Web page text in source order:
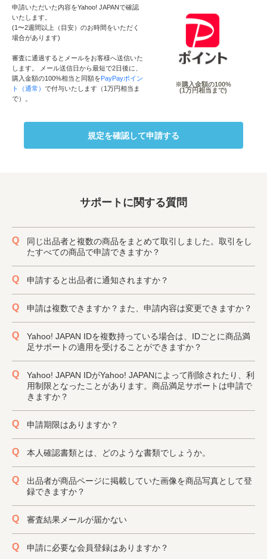
申請いただいた内容をYahoo! JAPANで確認
いたします。
(1〜2週間以上（目安）のお時間をいただく
場合があります)
審査に通過するとメールをお客様へ送信いた
します。 メール送信日から最短で2日後に、
購入金額の100%相当と同額をPayPayポイン
ト（通常） で付与いたします（1万円相当ま
で）。
※購入金額の100%
(1万円相当まで)
規定を確認して申請する
サポートに関する質問
同じ出品者と複数の商品をまとめて取引しました。取引をし
たすべての商品で申請できますか？
申請すると出品者に通知されますか？
申請は複数できますか？また、申請内容は変更できますか？
Yahoo! JAPAN IDを複数持っている場合は、IDごとに商品満
足サポートの適用を受けることができますか？
Yahoo! JAPAN IDがYahoo! JAPANによって削除されたり、利
用制限となったことがあります。商品満足サポートは申請で
きますか？
申請期限はありますか？
本人確認書類とは、どのような書類でしょうか。
出品者が商品ページに掲載していた画像を商品写真として登
録できますか？
審査結果メールが届かない
申請に必要な会員登録はありますか？